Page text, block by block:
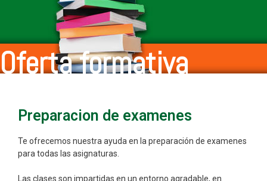
Oferta formativa
Preparacion de examenes
Te ofrecemos nuestra ayuda en la preparación de examenes
para todas las asignaturas.
Las clases son impartidas en un entorno agradable, en